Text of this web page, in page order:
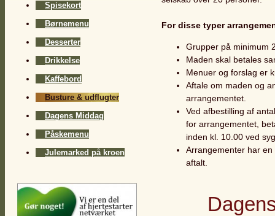
Spisekort
Børnemenu
Desserter
Drikkelse
Kaffebord
Busture & udflugter
Dagens Middag
Påskemenu
Julemarked på kroen
For disse typer
Grupper på minimum
Maden skal betales
Menuer og forslag er
Aftale om maden og
arrangementet.
Ved afbestilling af
for arrangementet,
inden kl. 10.00 ved
Arrangementer har
aftalt.